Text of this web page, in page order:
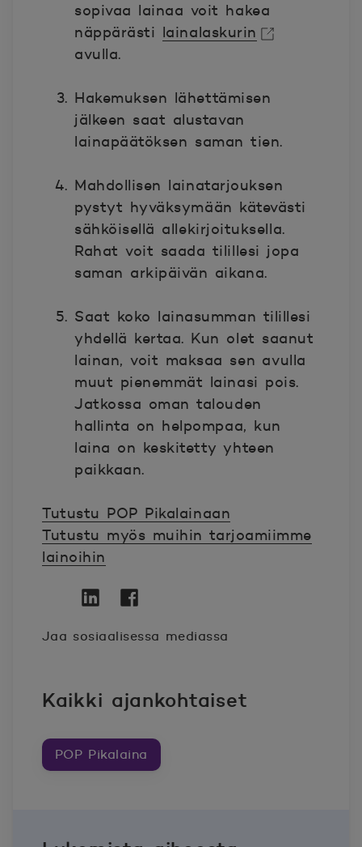
sopivaa lainaa voit hakea
näppärästi lainalaskurin
Avautuu uuteen ikkunaan.
avulla.
Hakemuksen lähettämisen
jälkeen saat alustavan
lainapäätöksen saman tien.
Mahdollisen lainatarjouksen
pystyt hyväksymään kätevästi
sähköisellä allekirjoituksella.
Rahat voit saada tilillesi jopa
saman arkipäivän aikana.
Saat koko lainasumman tilillesi
yhdellä kertaa. Kun olet saanut
lainan, voit maksaa sen avulla
muut pienemmät lainasi pois.
Jatkossa oman talouden
hallinta on helpompaa, kun
laina on keskitetty yhteen
paikkaan.
Tutustu POP Pikalainaan
Tutustu myös muihin tarjoamiimme
lainoihin
Jaa sosiaalisessa mediassa
Kaikki ajankohtaiset
POP Pikalaina